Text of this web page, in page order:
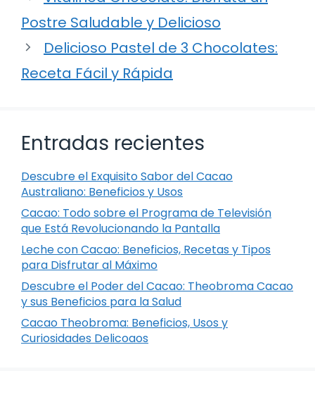
Postre Saludable y Delicioso
Delicioso Pastel de 3 Chocolates:
Receta Fácil y Rápida
Entradas recientes
Descubre el Exquisito Sabor del Cacao
Australiano: Beneficios y Usos
Cacao: Todo sobre el Programa de Televisión
que Está Revolucionando la Pantalla
Leche con Cacao: Beneficios, Recetas y Tipos
para Disfrutar al Máximo
Descubre el Poder del Cacao: Theobroma Cacao
y sus Beneficios para la Salud
Cacao Theobroma: Beneficios, Usos y
Curiosidades Delicoaos